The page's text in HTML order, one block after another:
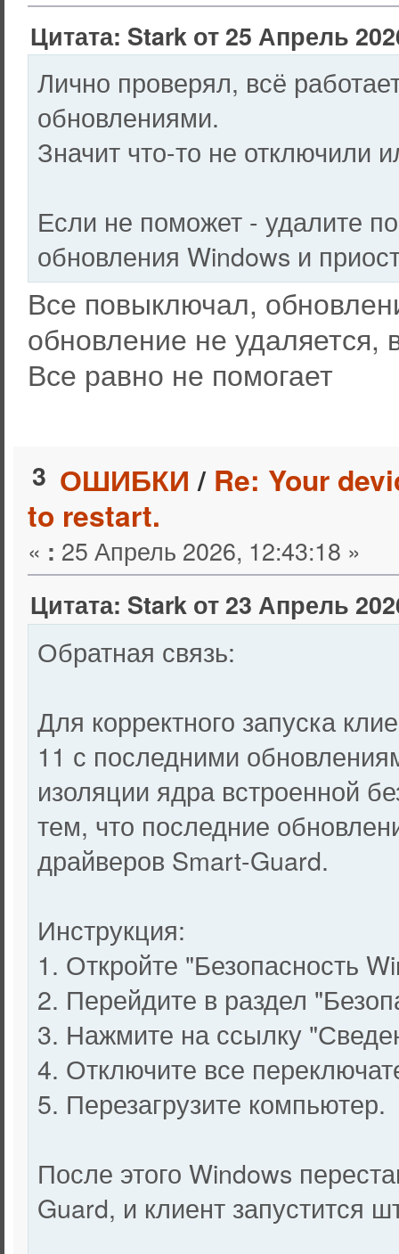
Цитата: Stark от 25 Апрель
Лично проверял, всё
обновлениями.
Значит что-то не отключили
Если не поможет - удалите
обновления Windows и
Все повыключал,
обновление не удаляется,
Все равно не помогает
3 ОШИБКИ / Re: Your
to restart.
« : 25 Апрель 2026, 12:43:18 »
Цитата: Stark от 23 Апрель
Обратная связь:
Для корректного запуска
11 с последними
изоляции ядра встроенной
тем, что последние
драйверов Smart-Guard.
Инструкция:
1. Откройте "Безопасность
2. Перейдите в раздел
3. Нажмите на ссылку
4. Отключите все
5. Перезагрузите компьютер.
После этого Windows
Guard, и клиент запустится